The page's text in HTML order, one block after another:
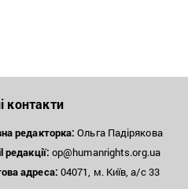
контакти
редакторка: Ольга Падірякова
редакції: op@humanrights.org.ua
адреса: 04071, м. Київ, а/с 33